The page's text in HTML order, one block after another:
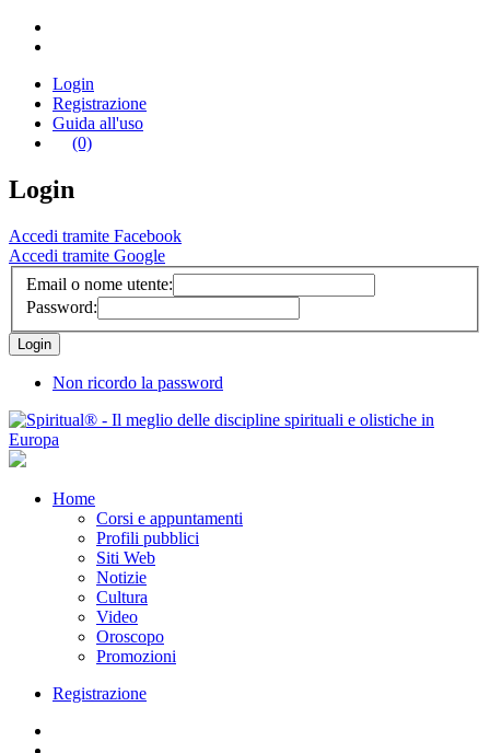
Login
Registrazione
Guida all'uso
(0)
Login
Accedi tramite Facebook
Accedi tramite Google
Email o nome utente:
Password:
Non ricordo la password
Home
Corsi e appuntamenti
Profili pubblici
Siti Web
Notizie
Cultura
Video
Oroscopo
Promozioni
Registrazione